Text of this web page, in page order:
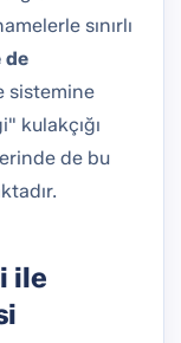
sınırlı
de
sistemine
kulakçığı
de bu
ile